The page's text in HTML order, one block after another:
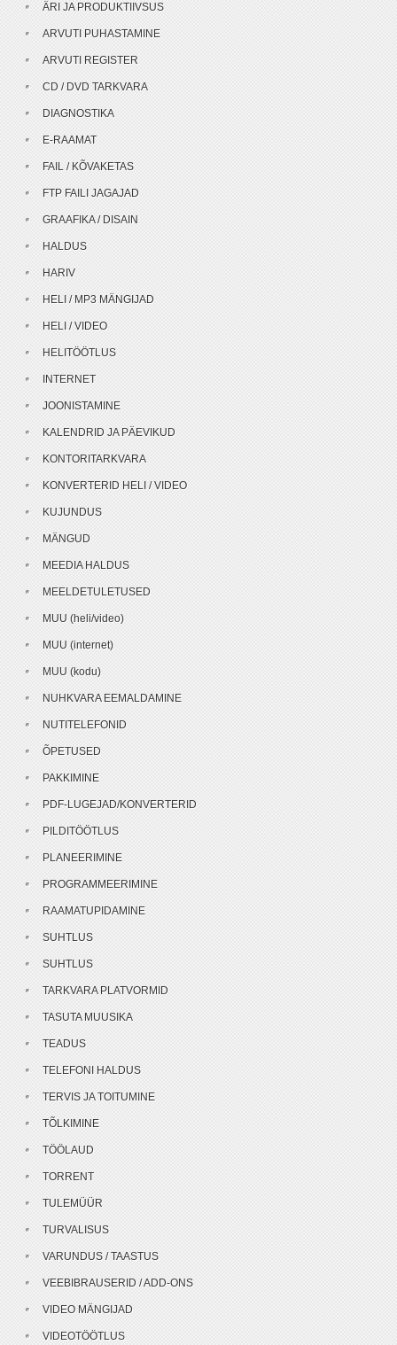
ÄRI JA PRODUKTIIVSUS
ARVUTI PUHASTAMINE
ARVUTI REGISTER
CD / DVD TARKVARA
DIAGNOSTIKA
E-RAAMAT
FAIL / KÕVAKETAS
FTP FAILI JAGAJAD
GRAAFIKA / DISAIN
HALDUS
HARIV
HELI / MP3 MÄNGIJAD
HELI / VIDEO
HELITÖÖTLUS
INTERNET
JOONISTAMINE
KALENDRID JA PÄEVIKUD
KONTORITARKVARA
KONVERTERID HELI / VIDEO
KUJUNDUS
MÄNGUD
MEEDIA HALDUS
MEELDETULETUSED
MUU (heli/video)
MUU (internet)
MUU (kodu)
NUHKVARA EEMALDAMINE
NUTITELEFONID
ÕPETUSED
PAKKIMINE
PDF-LUGEJAD/KONVERTERID
PILDITÖÖTLUS
PLANEERIMINE
PROGRAMMEERIMINE
RAAMATUPIDAMINE
SUHTLUS
SUHTLUS
TARKVARA PLATVORMID
TASUTA MUUSIKA
TEADUS
TELEFONI HALDUS
TERVIS JA TOITUMINE
TÕLKIMINE
TÖÖLAUD
TORRENT
TULEMÜÜR
TURVALISUS
VARUNDUS / TAASTUS
VEEBIBRAUSERID / ADD-ONS
VIDEO MÄNGIJAD
VIDEOTÖÖTLUS